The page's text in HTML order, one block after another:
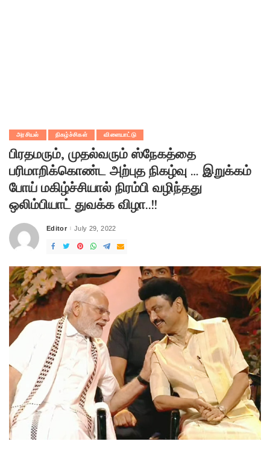
அரசியல் நிகழ்ச்சிகள் விளையாட்டு
பிரதமரும், முதல்வரும் ஸ்நேகத்தை
பரிமாறிக்கொண்ட அற்புத நிகழ்வு … இறுக்கம்
போய் மகிழ்ச்சியால் நிரம்பி வழிந்தது
ஒலிம்பியாட் துவக்க விழா..!!
Posted
Editor July 29, 2022